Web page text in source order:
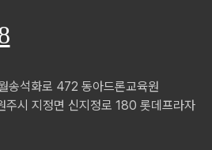
송석화로 472 동아드론교육원
주시 지정면 신지정로 180 롯데프라자